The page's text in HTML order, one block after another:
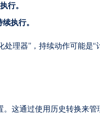
行。
执行。
理器”，持续动作可能是
这通过使用历史转换来管